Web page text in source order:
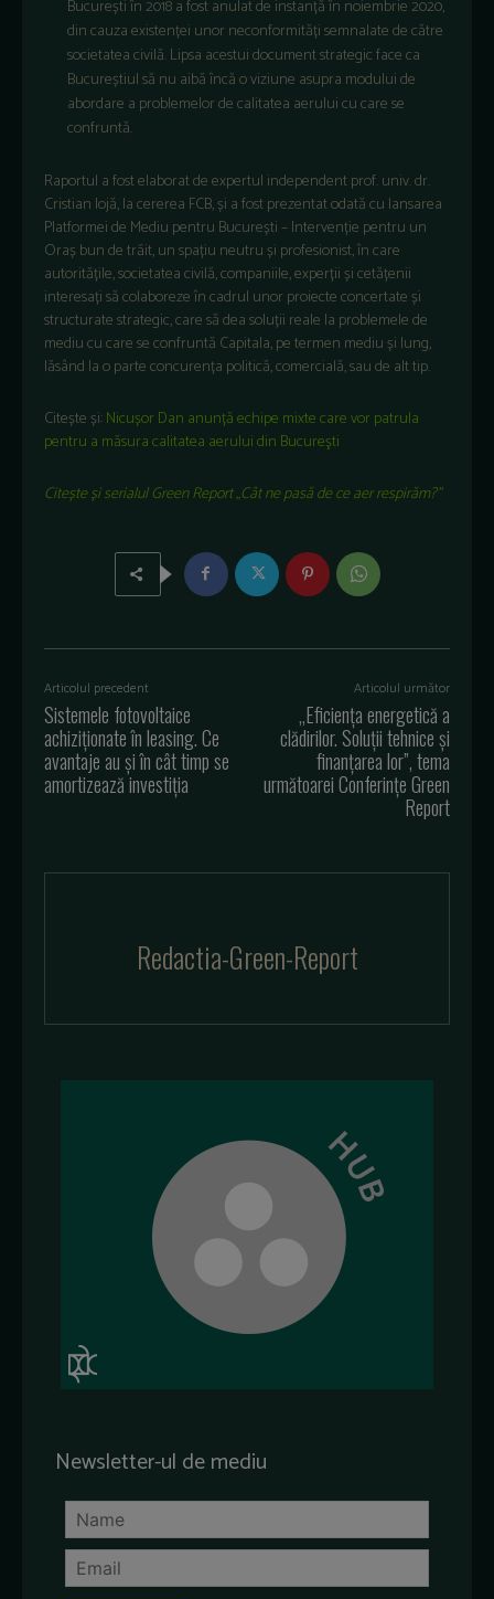
București în 2018 a fost anulat de instanță în noiembrie 2020,
din cauza existenței unor neconformități semnalate de către
societatea civilă. Lipsa acestui document strategic face ca
Bucureștiul să nu aibă încă o viziune asupra modului de
abordare a problemelor de calitatea aerului cu care se
confruntă.
Raportul a fost elaborat de expertul independent prof. univ. dr.
Cristian Iojă, la cererea FCB, și a fost prezentat odată cu lansarea
Platformei de Mediu pentru București – Intervenție pentru un
Oraș bun de trăit, un spațiu neutru și profesionist, în care
autoritățile, societatea civilă, companiile, experții și cetățenii
interesați să colaboreze în cadrul unor proiecte concertate și
structurate strategic, care să dea soluții reale la problemele de
mediu cu care se confruntă Capitala, pe termen mediu și lung,
lăsând la o parte concurența politică, comercială, sau de alt tip.
Citește și:Nicușor Dan anunță echipe mixte care vor patrula
pentru a măsura calitatea aerului din Bucureşti
Citește și serialul Green Report „Cât ne pasă de ce aer respirăm?”
Articolul precedent
Sistemele fotovoltaice
achiziționate în leasing. Ce
avantaje au și în cât timp se
amortizează investiția
Articolul următor
„Eficiența energetică a
clădirilor. Soluții tehnice și
finanțarea lor”, tema
următoarei Conferințe Green
Report
Redactia-Green-Report
Newsletter-ul de mediu